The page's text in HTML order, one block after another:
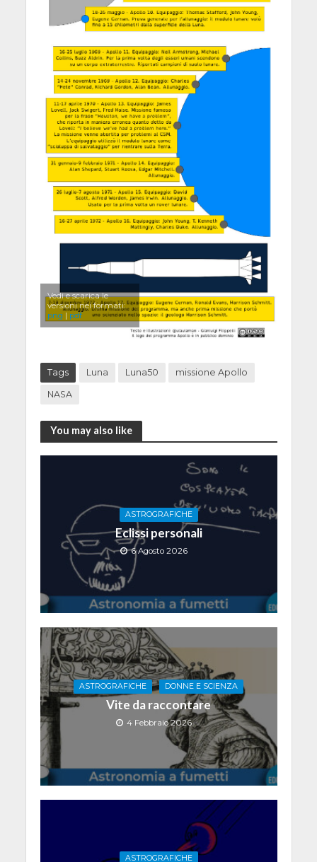
Vedi e scarica le
versioni nei formati:
png | pdf
Tags Luna Luna50 missione Apollo
NASA
You may also like
ASTROGRAFICHE
Eclissi personali
6 Agosto 2026
ASTROGRAFICHE DONNE E SCIENZA
Vite da raccontare
4 Febbraio 2026
ASTROGRAFICHE